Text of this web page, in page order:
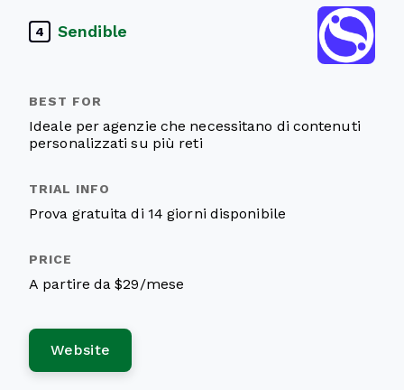
4 Sendible
Ideale per agenzie che necessitano di contenuti
personalizzati su più reti
Prova gratuita di 14 giorni disponibile
A partire da $29/mese
Website